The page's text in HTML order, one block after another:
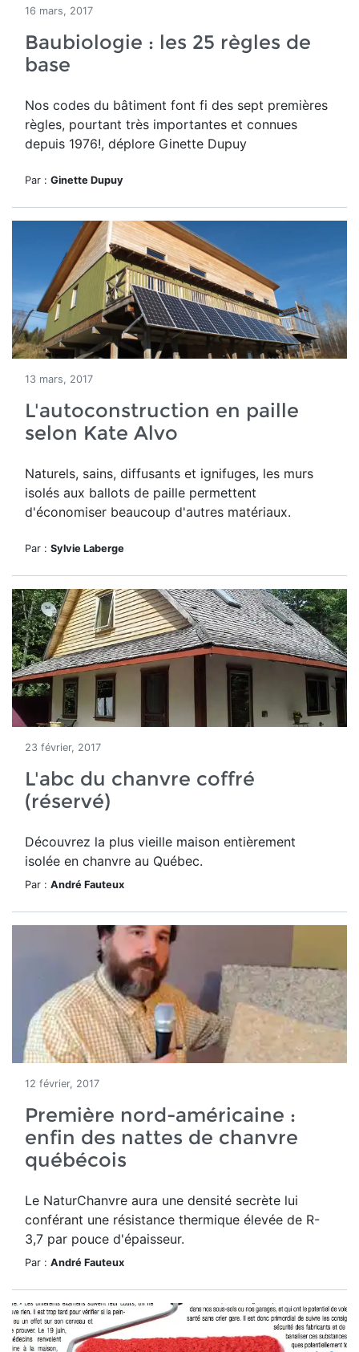
16 mars, 2017
Baubiologie : les 25 règles de
base
Nos codes du bâtiment font fi des sept premières
règles, pourtant très importantes et connues
depuis 1976!, déplore Ginette Dupuy
Par : Ginette Dupuy
13 mars, 2017
L'autoconstruction en paille
selon Kate Alvo
Naturels, sains, diffusants et ignifuges, les murs
isolés aux ballots de paille permettent
d'économiser beaucoup d'autres matériaux.
Par : Sylvie Laberge
23 février, 2017
L'abc du chanvre coffré
(réservé)
Découvrez la plus vieille maison entièrement
isolée en chanvre au Québec.
Par : André Fauteux
12 février, 2017
Première nord-américaine :
enfin des nattes de chanvre
québécois
Le NaturChanvre aura une densité secrète lui
conférant une résistance thermique élevée de R-
3,7 par pouce d'épaisseur.
Par : André Fauteux